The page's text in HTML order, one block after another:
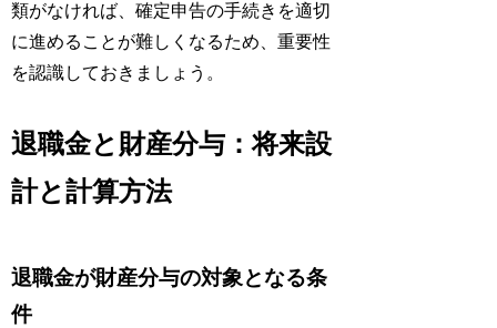
類がなければ、確定申告の手続きを適切
に進めることが難しくなるため、重要性
を認識しておきましょう。
退職金と財産分与：将来設
計と計算方法
退職金が財産分与の対象となる条
件